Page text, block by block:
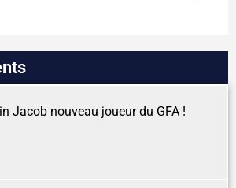
Jacob nouveau joueur du GFA !